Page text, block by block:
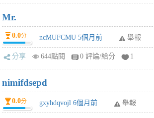
Mr.
0.0分 ncMUFCMU 5個月前 舉報
分享 644點閱 0 評論/給分 1
nimifdsepd
0.0分 gxyhdqvojl 6個月前 舉報